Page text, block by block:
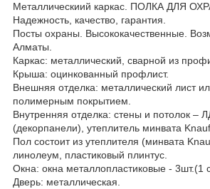
Металлическиий каркас. ПОЛКА ДЛЯ
Надежность, качество, гарантия.
Посты охраны. Высококачественные.
Алматы.
Каркас: металлический, сварной из
Крыша: оцинкованный профлист.
Внешняя отделка: металлический лист
полимерным покрытием.
Внутренняя отделка: стены и потолок
(декорпанели), утеплитель минвата
Пол состоит из утеплителя (минвата
линолеум, пластиковый плинтус.
Окна: окна металлопластиковые - 3шт.(1
Дверь: металлическая.